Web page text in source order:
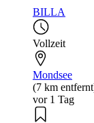
BILLA
Vollzeit
Mondsee
(7 km
vor 1 Tag